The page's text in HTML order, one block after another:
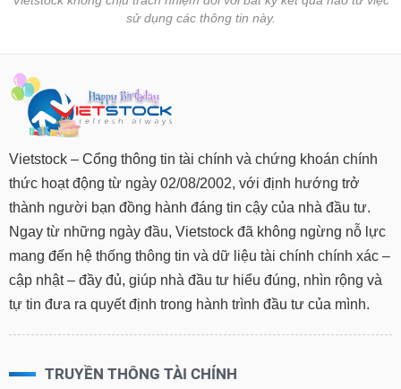
Hủy
Theo
dõi
đặc
biệt
Không
được
ký
quỹ
Danh
mục
ETF
Cổ
sử dụng các thông tin này.
Vietstock – Cổng thông tin tài chính và chứng khoán chính
thức hoạt động từ ngày 02/08/2002, với định hướng trở
thành người bạn đồng hành đáng tin cậy của nhà đầu tư.
Ngay từ những ngày đầu, Vietstock đã không ngừng nỗ lực
mang đến hệ thống thông tin và dữ liệu tài chính chính xác –
cập nhật – đầy đủ, giúp nhà đầu tư hiểu đúng, nhìn rộng và
tự tin đưa ra quyết định trong hành trình đầu tư của mình.
TRUYỀN THÔNG TÀI CHÍNH
PHIẾU
CÔNG
ĐẦU
TƯ
XUẤT
LIỆU
TIN
Ngành